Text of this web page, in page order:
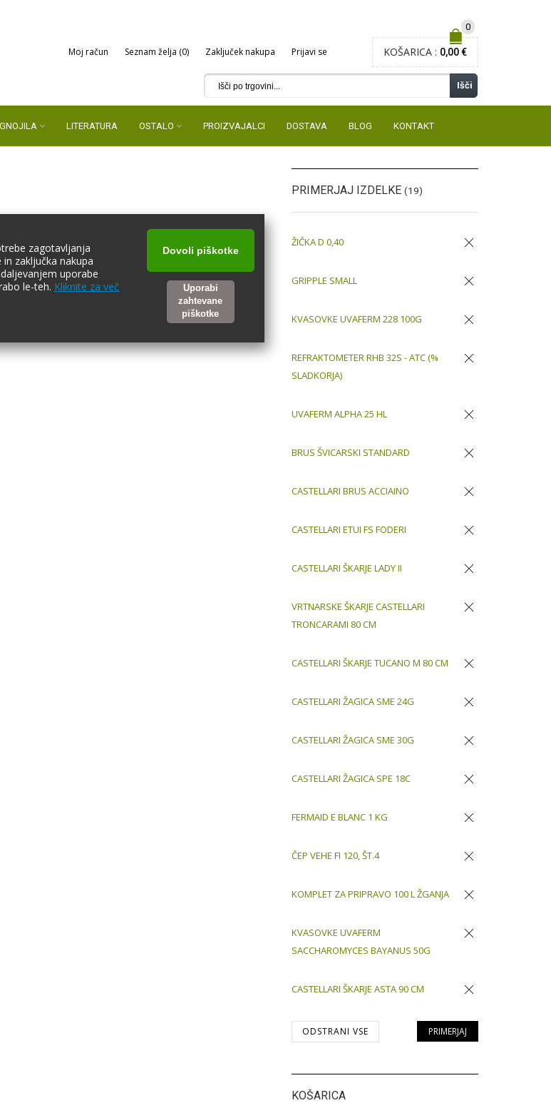
zagotavljanja
zaključka nakupa
uporabe
le-teh. Kliknite za več
Dovoli piškotke
Uporabi
zahtevane
piškotke
Moj račun Seznam želja (0) Zaključek nakupa Prijavi se
Išči
0
KOŠARICA : 0,00 €
GNOJILA LITERATURA OSTALO PROIZVAJALCI DOSTAVA BLOG KONTAKT
PRIMERJAJ IZDELKE (19)
ŽIČKA D 0,40
GRIPPLE SMALL
KVASOVKE UVAFERM 228 100G
REFRAKTOMETER RHB 32S - ATC (%
SLADKORJA)
UVAFERM ALPHA 25 HL
BRUS ŠVICARSKI STANDARD
CASTELLARI BRUS ACCIAINO
CASTELLARI ETUI FS FODERI
CASTELLARI ŠKARJE LADY II
VRTNARSKE ŠKARJE CASTELLARI
TRONCARAMI 80 CM
CASTELLARI ŠKARJE TUCANO M 80 CM
CASTELLARI ŽAGICA SME 24G
CASTELLARI ŽAGICA SME 30G
CASTELLARI ŽAGICA SPE 18C
FERMAID E BLANC 1 KG
ČEP VEHE FI 120, ŠT.4
KOMPLET ZA PRIPRAVO 100 L ŽGANJA
KVASOVKE UVAFERM
SACCHAROMYCES BAYANUS 50G
CASTELLARI ŠKARJE ASTA 90 CM
ODSTRANI VSE PRIMERJAJ
KOŠARICA